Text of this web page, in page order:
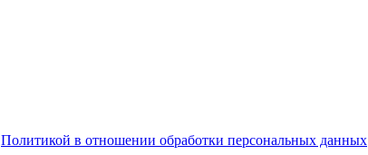
Политикой в отношении обработки персональных данных